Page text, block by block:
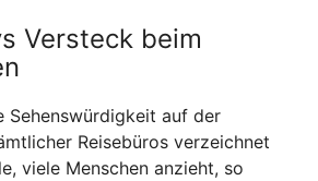
Versteck beim
Sehenswürdigkeit auf der
Reisebüros verzeichnet
viele Menschen anzieht, so